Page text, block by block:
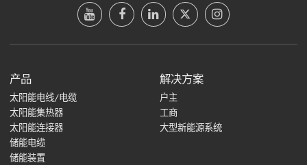
产品
太阳能电线/电缆
太阳能集热器
太阳能连接器
储能电缆
储能装置
解决方案
户主
工商
大型新能源系统